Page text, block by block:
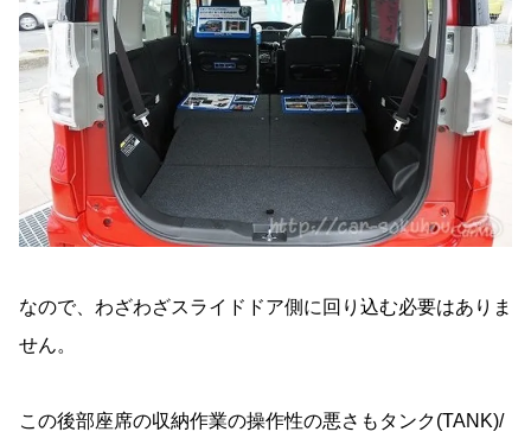
なので、わざわざスライドドア側に回り込む必要はありま
せん。
この後部座席の収納作業の操作性の悪さもタンク(TANK)/